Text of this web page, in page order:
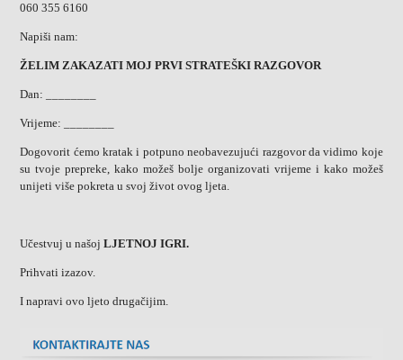
060 355 6160
Napiši nam:
ŽELIM ZAKAZATI MOJ PRVI STRATEŠKI RAZGOVOR
Dan: ________
Vrijeme: ________
Dogovorit ćemo kratak i potpuno neobavezujući razgovor da vidimo koje
su tvoje prepreke, kako možeš bolje organizovati vrijeme i kako možeš
unijeti više pokreta u svoj život ovog ljeta.
Učestvuj u našojLJETNOJ IGRI.
Prihvati izazov.
I napravi ovo ljeto drugačijim.